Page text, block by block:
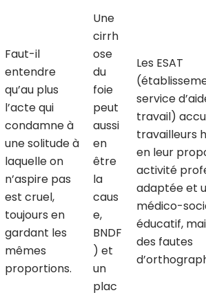
Faut-il
entendre
qu’au plus
l’acte qui
condamne à
une solitude à
laquelle on
n’aspire pas
est cruel,
toujours en
gardant les
mêmes
proportions.
Une
cirrh
ose
du
foie
peut
aussi
en
être
la
caus
e,
BNDF
) et
un
plac
Les ESAT
service
travail)
travailleurs
en leur
activité
adaptée et
médico-
éducatif,
des fautes